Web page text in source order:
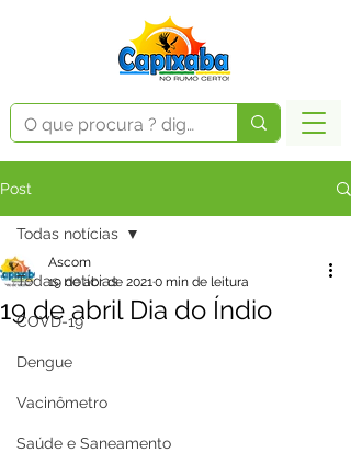
Post
Todas notícias
COVD-19
Dengue
Vacinômetro
Saúde e Saneamento
Todas notícias
19 de abril Dia do Índio
Ascom
19 de abr. de 20210 min de leitura